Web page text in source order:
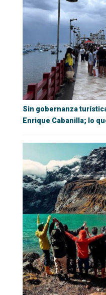
Sin gobernanza
Enrique Cabanilla; lo